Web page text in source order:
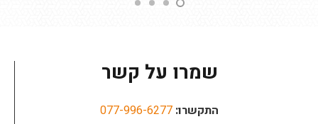
שמרו על קשר
התקשרו: 077-996-6277